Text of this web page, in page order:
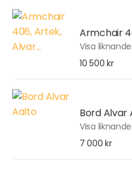
Armchair
Visa liknande
10 500 kr
Bord Alvar
Visa liknande
7 000 kr